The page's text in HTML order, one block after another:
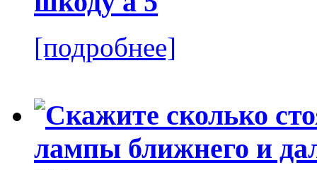
[подробнее]